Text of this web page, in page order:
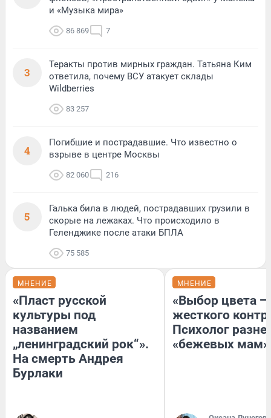
и «Музыка мира»
86 869 7
3
Теракты против мирных граждан. Татьяна Ким
ответила, почему ВСУ атакует склады
Wildberries
83 257
4
Погибшие и пострадавшие. Что известно о
взрыве в центре Москвы
82 060 216
5
Галька била в людей, пострадавших грузили в
скорые на лежаках. Что происходило в
Геленджике после атаки БПЛА
75 585
МНЕНИЕ
«Пласт русской
культуры под
названием
„ленинградский рок“».
На смерть Андрея
Бурлаки
МНЕНИЕ
«Выбор цвета —
жесткого
Психолог
«бежевых мам»